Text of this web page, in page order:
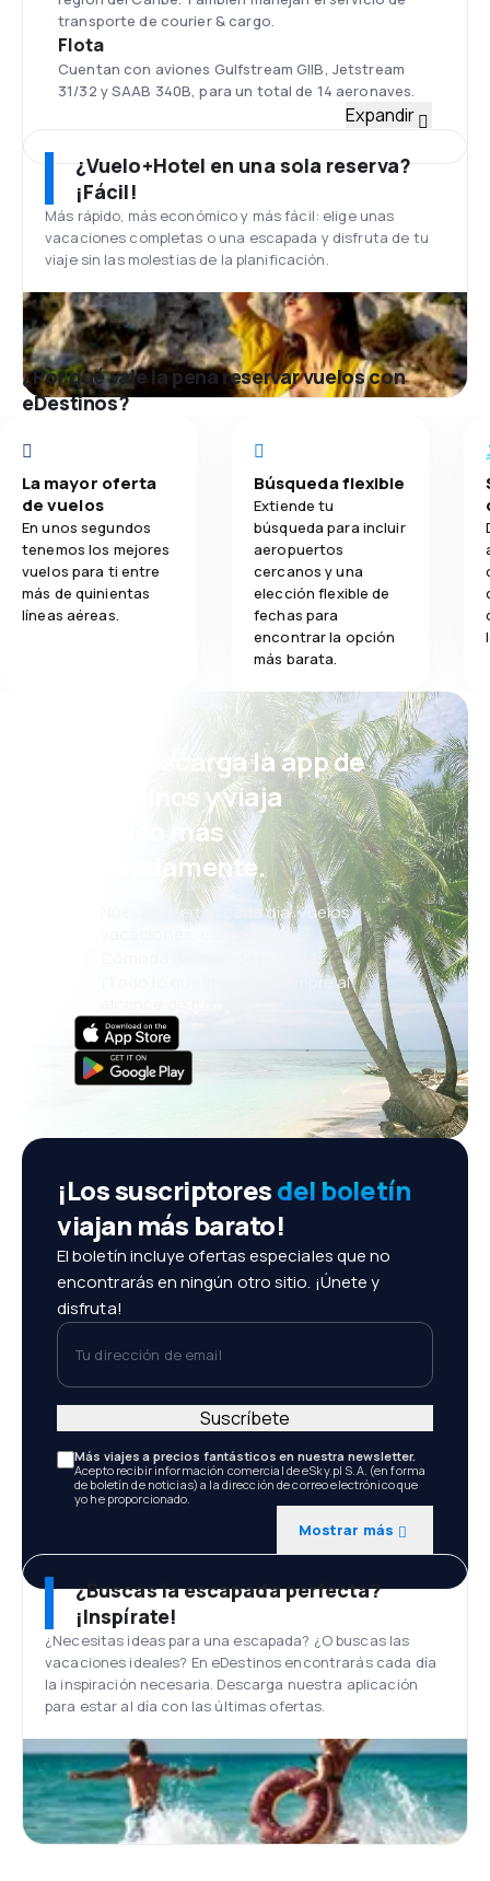
transporte de courier & cargo.
Flota
Cuentan con aviones Gulfstream GIIB, Jetstream
31/32 y SAAB 340B, para un total de 14 aeronaves.
Aeropuerto Internacional la Isabela El
Internacional la Isabela El aeropuerto es
mayormente usado para vuelos regionales en el
área del Caribe, aeronaves privadas y deportivas, así
como escuelas de pilotos y clubes aéreos.
Expandir
¿Vuelo+Hotel en una sola reserva?
¡Fácil!
Más rápido, más económico y más fácil: elige unas
vacaciones completas o una escapada y disfruta de tu
viaje sin las molestias de la planificación.
¿Por qué vale la pena reservar vuelos con
eDestinos?
La mayor oferta
de vuelos
En unos segundos
tenemos los mejores
vuelos para ti entre
más de quinientas
líneas aéreas.
Búsqueda flexible
Extiende tu
búsqueda para incluir
aeropuertos
cercanos y una
elección flexible de
fechas para
encontrar la opción
más barata.
¡Eh! Descarga la app de
eDestinos y viaja
incluso más
cómodamente.
Nuevas ofertas cada día: vuelos,
vacaciones, escapadas
Cómoda gestión de reservas
¡Todo lo que importa, siempre al
¡Los suscriptoresdel boletín
viajan más barato!
El boletín incluye ofertas especiales que no
encontrarás en ningún otro sitio. ¡Únete y
disfruta!
Tu dirección de email
Más viajes a precios fantásticos en nuestra newsletter.
Acepto recibir información comercial de eSky.pl S.A. (en forma
de boletín de noticias) a la dirección de correo electrónico que
yo he proporcionado.
Mostrar más
Suscríbete
¿Buscas la escapada perfecta?
¡Inspírate!
¿Necesitas ideas para una escapada? ¿O buscas las
vacaciones ideales? En eDestinos encontrarás cada día
la inspiración necesaria. Descarga nuestra aplicación
para estar al día con las últimas ofertas.